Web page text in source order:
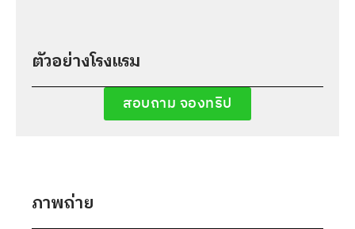
ตัวอย่างโรงแรม
สอบถาม จองทริป
ภาพถ่าย